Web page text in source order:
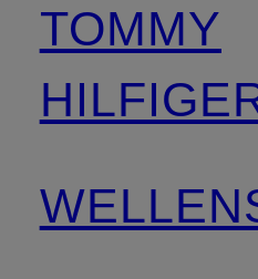
TOMMY